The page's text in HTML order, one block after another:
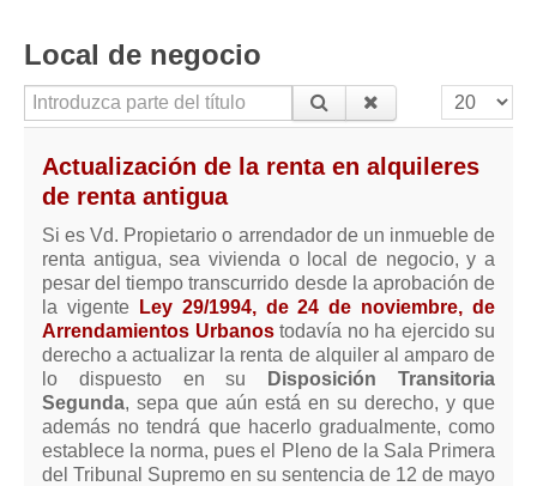
Requerimientos y comunicaciones
Para contratos posteriores al 6 de junio de 2013
Para contratos anteriores al 6 de junio de 2013
Para contratos de Renta Antigua
Formularios sobre Vivienda en Propiedad
Modelos de Contratos
Requerimientos y comunicaciones
Formularios sobre Propiedad Horizontal
Modelos de Convocatoria de Junta de Propietarios
Modelos de Acta de Junta de Propietarios
Requerimientos y comunicaciones
Legislación
Local de negocio
Introduzca parte del título Cantidad
Actualización de la renta en alquileres
de renta antigua
Si es Vd. Propietario o arrendador de un inmueble de
renta antigua, sea vivienda o local de negocio, y a
pesar del tiempo transcurrido desde la aprobación de
la vigente
Ley 29/1994, de 24 de noviembre, de
Arrendamientos Urbanostodavía no ha ejercido su
derecho a actualizar la renta de alquiler al amparo de
lo dispuesto en su
Disposición Transitoria
Segunda, sepa que aún está en su derecho, y que
además no tendrá que hacerlo gradualmente, como
establece la norma, pues el Pleno de la Sala Primera
del Tribunal Supremo en su sentencia de 12 de mayo